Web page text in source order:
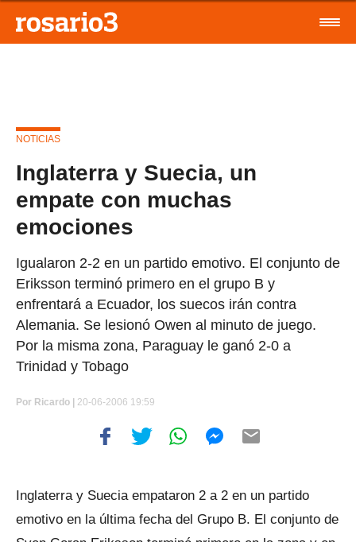
NOTICIAS
Inglaterra y Suecia, un
empate con muchas
emociones
Igualaron 2-2 en un partido emotivo. El conjunto de
Eriksson terminó primero en el grupo B y
enfrentará a Ecuador, los suecos irán contra
Alemania. Se lesionó Owen al minuto de juego.
Por la misma zona, Paraguay le ganó 2-0 a
Trinidad y Tobago
Por Ricardo | 20-06-2006 19:59
Inglaterra y Suecia empataron 2 a 2 en un partido
emotivo en la última fecha del Grupo B. El conjunto de